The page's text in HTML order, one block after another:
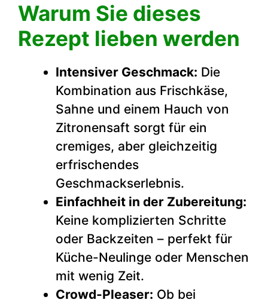
Warum Sie dieses
Rezept lieben werden
Intensiver Geschmack: Die
Kombination aus Frischkäse,
Sahne und einem Hauch von
Zitronensaft sorgt für ein
cremiges, aber gleichzeitig
erfrischendes
Geschmackserlebnis.
Einfachheit in der Zubereitung:
Keine komplizierten Schritte
oder Backzeiten – perfekt für
Küche-Neulinge oder Menschen
mit wenig Zeit.
Crowd-Pleaser: Ob bei